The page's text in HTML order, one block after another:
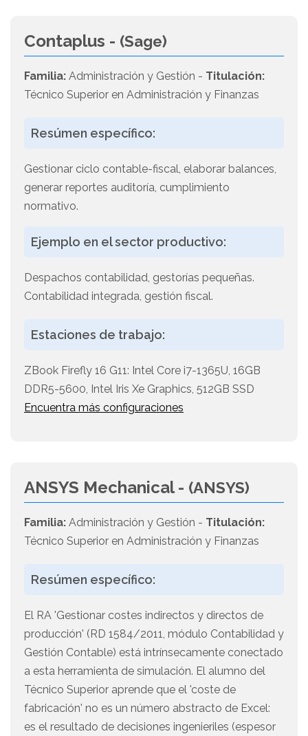
Contaplus - (Sage)
Familia: Administración y Gestión - Titulación:
Técnico Superior en Administración y Finanzas
Resúmen específico:
Gestionar ciclo contable-fiscal, elaborar balances,
generar reportes auditoría, cumplimiento
normativo.
Ejemplo en el sector productivo:
Despachos contabilidad, gestorías pequeñas.
Contabilidad integrada, gestión fiscal.
Estaciones de trabajo:
ZBook Firefly 16 G11: Intel Core i7-1365U, 16GB
DDR5-5600, Intel Iris Xe Graphics, 512GB SSD
Encuentra más configuraciones
ANSYS Mechanical - (ANSYS)
Familia: Administración y Gestión - Titulación:
Técnico Superior en Administración y Finanzas
Resúmen específico:
El RA 'Gestionar costes indirectos y directos de
producción' (RD 1584/2011, módulo Contabilidad y
Gestión Contable) está intrínsecamente conectado
a esta herramienta de simulación. El alumno del
Técnico Superior aprende que el 'coste de
fabricación' no es un número abstracto de Excel:
es el resultado de decisiones ingenieriles (espesor